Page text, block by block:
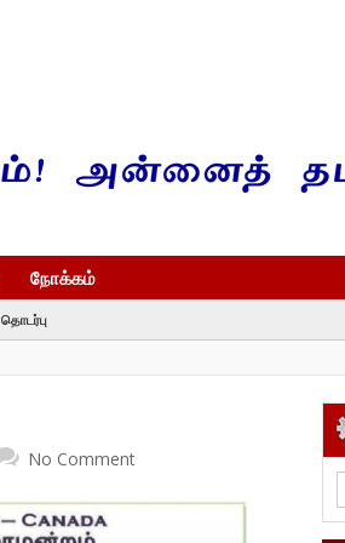
நோக்கம்
தொடர்பு
No Comment